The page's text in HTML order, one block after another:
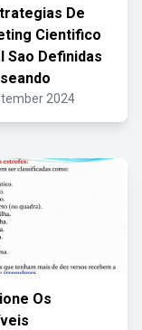
De
Cientifico
Sao Definidas
2024
Os